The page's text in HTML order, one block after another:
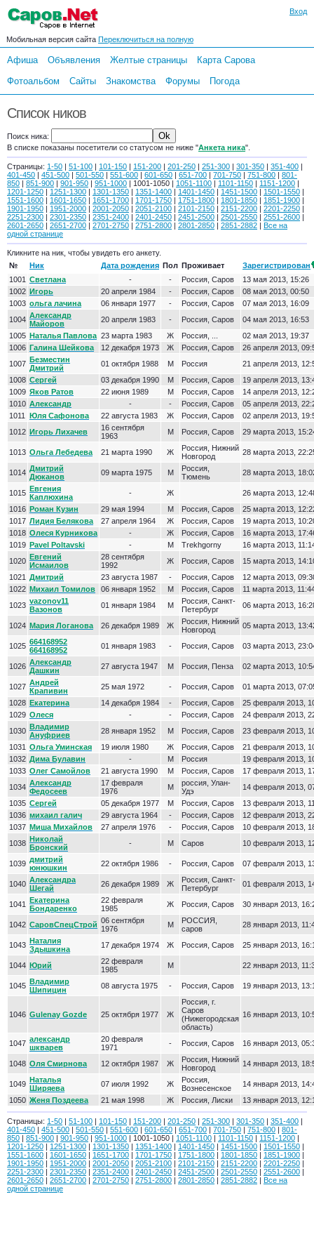
Вход
Мобильная версия сайта Переключиться на полную
Афиша Объявления Желтые страницы
Карта Сарова
Фотоальбом
Сайты Знакомства Форумы Погода
Список ников
Поиск ника:
В списке показаны посетители со статусом не ниже "Анкета ника".
Страницы: 1-50 | 51-100 | 101-150 | 151-200 | 201-250 | 251-300 | 301-350 | 351-400 |
401-450 | 451-500 | 501-550 | 551-600 | 601-650 | 651-700 | 701-750 | 751-800 | 801-
850 | 851-900 | 901-950 | 951-1000 | 1001-1050 | 1051-1100 | 1101-1150 | 1151-1200 |
1201-1250 | 1251-1300 | 1301-1350 | 1351-1400 | 1401-1450 | 1451-1500 | 1501-1550 |
1551-1600 | 1601-1650 | 1651-1700 | 1701-1750 | 1751-1800 | 1801-1850 | 1851-1900 |
1901-1950 | 1951-2000 | 2001-2050 | 2051-2100 | 2101-2150 | 2151-2200 | 2201-2250 |
2251-2300 | 2301-2350 | 2351-2400 | 2401-2450 | 2451-2500 | 2501-2550 | 2551-2600 |
2601-2650 | 2651-2700 | 2701-2750 | 2751-2800 | 2801-2850 | 2851-2882 | Все на
одной странице
Кликните на ник, чтобы увидеть его анкету.
№
Ник Дата рождения Пол Проживает
Зарегистрирован
1001 Светлана - - Россия, Саров
13 мая 2013, 15:26
1002 Игорь 20 апреля 1984 - Россия, Саров
08 мая 2013, 00:50
1003 ольга лачина 06 января 1977 - Россия, Саров
07 мая 2013, 16:09
1004 Александр
Майоров
20 апреля 1983 - Россия, Саров
04 мая 2013, 16:53
1005 Наталья Павлова 23 марта 1983 Ж Россия, ...
02 мая 2013, 19:37
1006 Галина Шейкова 12 декабря 1973 Ж Россия, Саров
26 апреля 2013,
1007 Безместин
Дмитрий
01 октября 1988 М Россия
21 апреля 2013,
1008 Сергей 03 декабря 1990 М Россия, Саров
19 апреля 2013,
1009 Яков Ратов 22 июня 1989 М Россия, Саров
14 апреля 2013,
1010 Александр - - Россия, Саров
05 апреля 2013,
1011
Юля Сафонова 22 августа 1983 Ж Россия, Саров
02 апреля 2013,
1012 Игорь Лихачев
16 сентября
1963
М Россия, Саров 29 марта 2013,
1013 Ольга Лебедева 21 марта 1990 Ж
Россия, Нижний
Новгород
28 марта 2013,
1014 Дмитрий
Дюканов
09 марта 1975 М
Россия,
Тюмень
28 марта 2013,
1015 Евгения
Каплюхина
- Ж
26 марта 2013,
1016 Роман Кузин 29 мая 1994 М Россия, Саров
25 марта 2013,
1017 Лидия Белякова 27 апреля 1964 Ж Россия, Саров
19 марта 2013,
1018 Олеся Курникова - Ж Россия, Саров
16 марта 2013,
1019 Pavel Poltavski - М Trekhgorny
16 марта 2013,
1020 Евгений
Исмаилов
28 сентября
1992
Ж Россия, Саров
15 марта 2013,
1021 Дмитрий 23 августа 1987 - Россия, Саров
12 марта 2013,
1022 Михаил Томилов 06 января 1952 М Россия, Саров
11 марта 2013,
1023 vazonov11
Вазонов
01 января 1984 М
Россия, Cанкт-
Петербург
06 марта 2013,
1024 Мария Логанова 26 декабря 1989 Ж
Россия, Нижний
Новгород
05 марта 2013,
1025 664168952
664168952
01 января 1983 - Россия, Саров 03 марта 2013,
1026 Александр
Дашкин
27 августа 1947 М Россия, Пенза 02 марта 2013,
1027 Андрей
Крапивин
25 мая 1972 - Россия, Саров
01 марта 2013,
1028 Екатерина 14 декабря 1984 - Россия, Саров
25 февраля 2013,
1029 Олеся - - Россия, Саров
24 февраля 2013,
1030 Владимир
Ануфриев
28 января 1952 М Россия, Саров
23 февраля 2013,
1031 Ольга Уминская 19 июля 1980 Ж Россия, Саров
21 февраля 2013,
1032 Дима Булавин - М Россия
19 февраля 2013,
1033 Олег Самойлов 21 августа 1990 М Россия, Саров
17 февраля 2013,
1034 Александр
Федосеев
17 февраля
1976
М
россия, Улан-
Удэ
14 февраля 2013,
1035 Сергей 05 декабря 1977 М Россия, Саров
13 февраля 2013,
1036 михаил галич 29 августа 1964 - Россия, Саров
12 февраля 2013,
1037 Миша Михайлов 27 апреля 1976 - Россия, Саров
10 февраля 2013,
1038 Николай
Бронский
- М Саров 10 февраля 2013,
1039 дмитрий
юнюшкин
22 октября 1986 - Россия, Саров 07 февраля 2013,
1040 Александра
Шегай
26 декабря 1989 Ж
Россия, Санкт-
Петербург
01 февраля 2013,
1041 Екатерина
Бондаренко
22 февраля
1985
Ж Россия, Саров 30 января 2013,
1042 СаровСпецСтрой 06 сентября
1976
М
РОССИЯ,
саров
28 января 2013,
1043 Наталия
Здышкина
17 декабря 1974 Ж Россия, Саров 25 января 2013,
1044 Юрий
22 февраля
1985
М 22 января 2013,
1045 Владимир
Шипицин
08 августа 1975 - Россия, Саров 19 января 2013,
1046 Gulenay Gozde 25 октября 1977 Ж
Россия, г.
Саров
(Нижегородская
область)
16 января 2013,
1047 александр
шкварев
20 февраля
1971
- Россия, Саров 16 января 2013,
1048 Оля Смирнова 12 октября 1987 Ж
Россия, Нижний
Новгород
14 января 2013,
1049 Наталья
Ширяева
07 июля 1992 Ж
Россия,
Вознесенское
14 января 2013,
1050 Женя Поздеева 21 мая 1998 Ж Россия, Лиски 13 января 2013,
Страницы: 1-50 | 51-100 | 101-150 | 151-200 | 201-250 | 251-300 | 301-350 | 351-400 |
401-450 | 451-500 | 501-550 | 551-600 | 601-650 | 651-700 | 701-750 | 751-800 | 801-
850 | 851-900 | 901-950 | 951-1000 | 1001-1050 | 1051-1100 | 1101-1150 | 1151-1200 |
1201-1250 | 1251-1300 | 1301-1350 | 1351-1400 | 1401-1450 | 1451-1500 | 1501-1550 |
1551-1600 | 1601-1650 | 1651-1700 | 1701-1750 | 1751-1800 | 1801-1850 | 1851-1900 |
1901-1950 | 1951-2000 | 2001-2050 | 2051-2100 | 2101-2150 | 2151-2200 | 2201-2250 |
2251-2300 | 2301-2350 | 2351-2400 | 2401-2450 | 2451-2500 | 2501-2550 | 2551-2600 |
2601-2650 | 2651-2700 | 2701-2750 | 2751-2800 | 2801-2850 | 2851-2882 | Все на
одной странице